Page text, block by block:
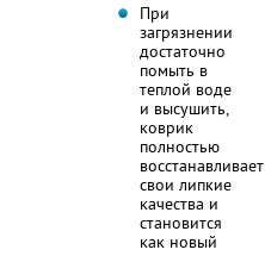
При
загрязнении
достаточно
помыть в
теплой воде
и высушить,
коврик
полностью
восстанавливает
свои липкие
качества и
становится
как новый